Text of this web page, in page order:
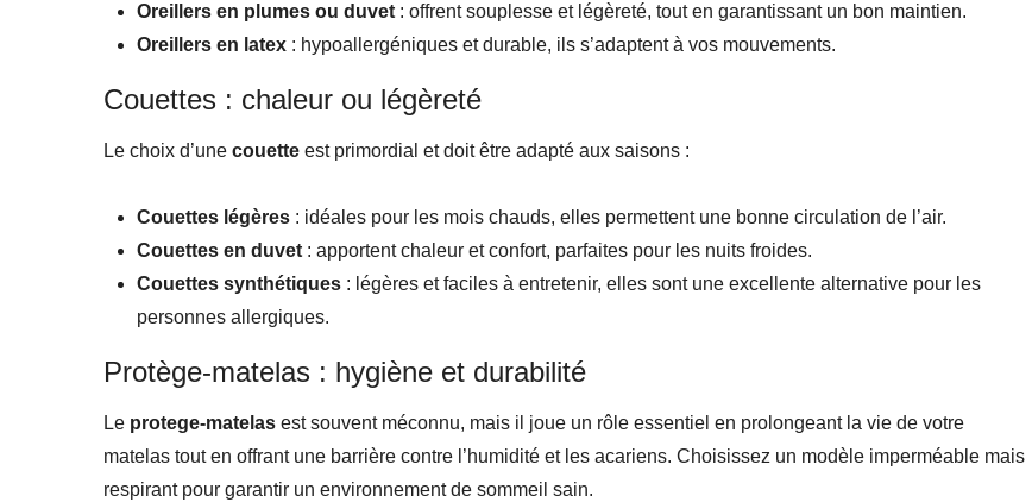
Oreillers en plumes ou duvet : offrent souplesse et légèreté, tout en garantissant un bon maintien.
Oreillers en latex : hypoallergéniques et durable, ils s’adaptent à vos mouvements.
Couettes : chaleur ou légèreté
Le choix d’une couette est primordial et doit être adapté aux saisons :
Couettes légères : idéales pour les mois chauds, elles permettent une bonne circulation de l’air.
Couettes en duvet : apportent chaleur et confort, parfaites pour les nuits froides.
Couettes synthétiques : légères et faciles à entretenir, elles sont une excellente alternative pour les
personnes allergiques.
Protège-matelas : hygiène et durabilité
Le protege-matelas est souvent méconnu, mais il joue un rôle essentiel en prolongeant la vie de votre
matelas tout en offrant une barrière contre l’humidité et les acariens. Choisissez un modèle imperméable mais
respirant pour garantir un environnement de sommeil sain.